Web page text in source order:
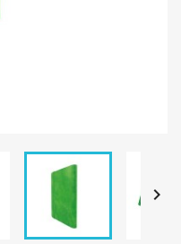
